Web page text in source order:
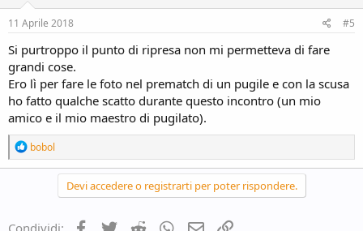
11 Aprile 2018 #5
Si purtroppo il punto di ripresa non mi permetteva di fare
grandi cose.
Ero lì per fare le foto nel prematch di un pugile e con la scusa
ho fatto qualche scatto durante questo incontro (un mio
amico e il mio maestro di pugilato).
R
e
a
o
bobol
Devi accedere o registrarti per poter rispondere.
Condividi: Facebook
TwitterReddit WhatsApp
e-mailLink